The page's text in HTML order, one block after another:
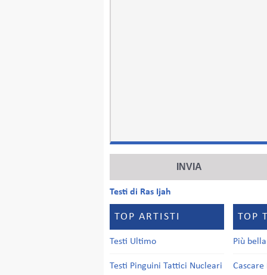
Testi di Ras Ijah
TOP ARTISTI
Testi Ultimo
Testi Pinguini Tattici Nucleari
TOP
Più
Cascare